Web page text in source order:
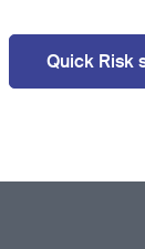
Quick Risk